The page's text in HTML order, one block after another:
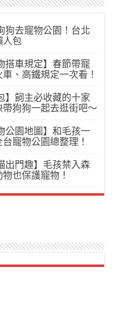
狗去寵物公園！台北
人包
搭車規定】春節帶寵
、高鐵規定一次看！
】飼主必收藏的十家
狗狗一起去逛街吧～
公園地圖】和毛孩一
寵物公園總整理！
出門趣】毛孩禁入森
也保護寵物！